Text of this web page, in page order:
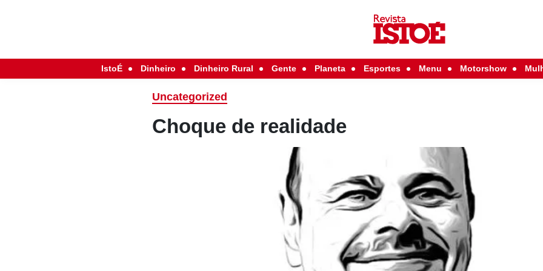
IstoÉ Dinheiro Dinheiro Rural Gente Planeta Esportes Menu Motorshow
Uncategorized
Choque de realidade